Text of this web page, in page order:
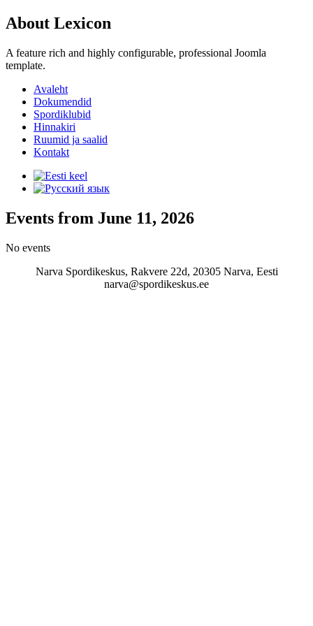
About Lexicon
A feature rich and highly configurable, professional Joomla
template.
Avaleht
Dokumendid
Spordiklubid
Hinnakiri
Ruumid ja saalid
Kontakt
Events from June 11, 2026
No events
Narva Spordikeskus, Rakvere 22d, 20305 Narva, Eesti
narva@spordikeskus.ee